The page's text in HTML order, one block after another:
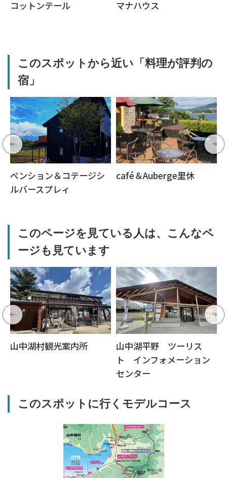
コットンテール マナハウス
このスポットから近い「料理が評判の
宿」
ペンション＆コテージシ
ルバースプレィ
café＆Auberge里休
このページを見ている人は、こんなペ
ージも見ています
山中湖村観光案内所
山中湖平野 ツーリス
ト インフォメーション
センター
このスポットに行くモデルコース